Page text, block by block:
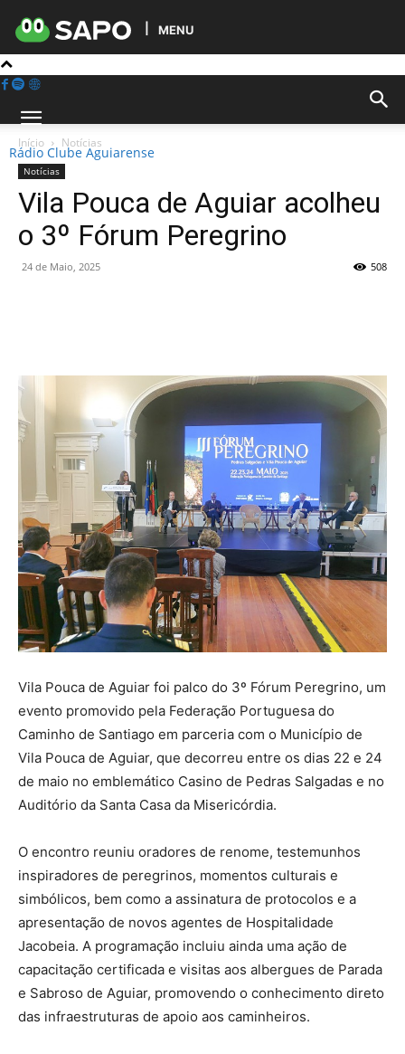
MENU
Rádio Clube Aguiarense
Início Notícias
Notícias
Vila Pouca de Aguiar acolheu
o 3º Fórum Peregrino
24 de Maio, 2025 508
Vila Pouca de Aguiar foi palco do 3º Fórum Peregrino, um
evento promovido pela Federação Portuguesa do
Caminho de Santiago em parceria com o Município de
Vila Pouca de Aguiar, que decorreu entre os dias 22 e 24
de maio no emblemático Casino de Pedras Salgadas e no
Auditório da Santa Casa da Misericórdia.
O encontro reuniu oradores de renome, testemunhos
inspiradores de peregrinos, momentos culturais e
simbólicos, bem como a assinatura de protocolos e a
apresentação de novos agentes de Hospitalidade
Jacobeia. A programação incluiu ainda uma ação de
capacitação certificada e visitas aos albergues de Parada
e Sabroso de Aguiar, promovendo o conhecimento direto
das infraestruturas de apoio aos caminheiros.